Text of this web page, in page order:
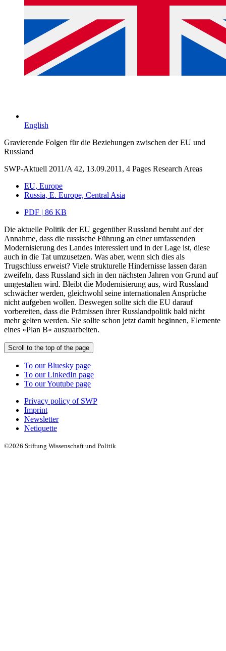
English
Gravierende Folgen für die Beziehungen zwischen der EU und
Russland
SWP-Aktuell 2011/A 42, 13.09.2011, 4 Pages Research Areas
EU, Europe
Russia, E. Europe, Central Asia
PDF | 86 KB
Die aktuelle Politik der EU gegenüber Russland beruht auf der
Annahme, dass die russische Führung an einer umfassenden
Modernisierung des Landes interessiert und in der Lage ist, diese
auch in die Tat umzusetzen. Was aber, wenn sich dies als
Trugschluss erweist? Viele strukturelle Hindernisse lassen daran
zweifeln, dass Russland sich in den nächsten Jahren von Grund auf
umgestalten wird. Bleibt die Modernisierung aus, wird Russland
schwächer werden, gleichwohl seine internationalen Ansprüche
nicht aufgeben wollen. Deswegen sollte sich die EU darauf
vorbereiten, dass die Prämissen ihrer Russlandpolitik bald nicht
mehr gelten werden. Sie sollte schon jetzt damit beginnen, Elemente
eines »Plan B« auszuarbeiten.
Scroll to the top of the page
To our Bluesky page
To our LinkedIn page
To our Youtube page
Privacy policy of SWP
Imprint
Newsletter
Netiquette
©2026 Stiftung Wissenschaft und Politik